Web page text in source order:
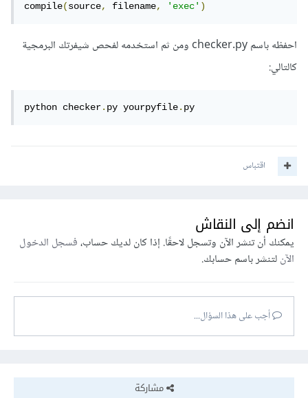
compile(source, filename, 'exec')
احفظه باسم checker.py ومن ثم استخدمه لفحص شيفرتك البرمجية
كالتالي:
python checker.py yourpyfile.py
اقتباس
انضم إلى النقاش
يمكنك أن تنشر الآن وتسجل لاحقًا. إذا كان لديك حساب،فسجل الدخول
الآنلتنشر باسم حسابك.
أجب على هذا السؤال...
مشاركة